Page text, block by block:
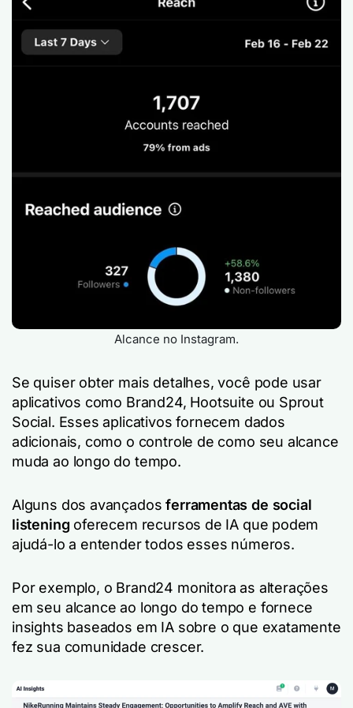
Alcance no Instagram.
Se quiser obter mais detalhes, você pode usar
aplicativos como Brand24, Hootsuite ou Sprout
Social. Esses aplicativos fornecem dados
adicionais, como o controle de como seu alcance
muda ao longo do tempo.
Alguns dos avançadosferramentas de social
listening oferecem recursos de IA que podem
ajudá-lo a entender todos esses números.
Por exemplo, o Brand24 monitora as alterações
em seu alcance ao longo do tempo e fornece
insights baseados em IA sobre o que exatamente
fez sua comunidade crescer.